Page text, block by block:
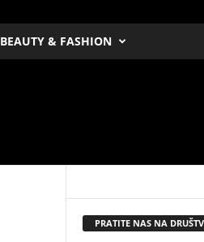
BEAUTY & FASHION
PRATITE NAS NA